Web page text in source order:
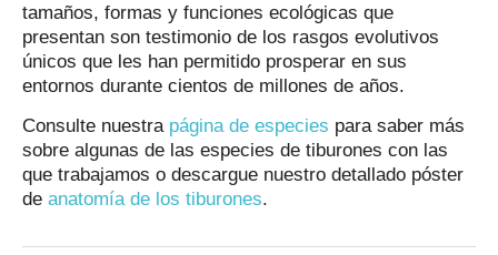
tamaños, formas y funciones ecológicas que
presentan son testimonio de los rasgos evolutivos
únicos que les han permitido prosperar en sus
entornos durante cientos de millones de años.
Consulte nuestra página de especies para saber más
sobre algunas de las especies de tiburones con las
que trabajamos o descargue nuestro detallado póster
de anatomía de los tiburones.